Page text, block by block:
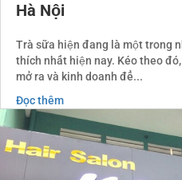
Hà Nội
Trà sữa hiện đang là một trong
thích nhất hiện nay. Kéo theo
mở ra và kinh doanh để...
Đọc thêm